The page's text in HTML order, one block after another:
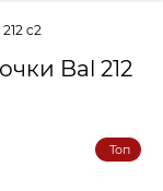
c2
Bal 212
Топ